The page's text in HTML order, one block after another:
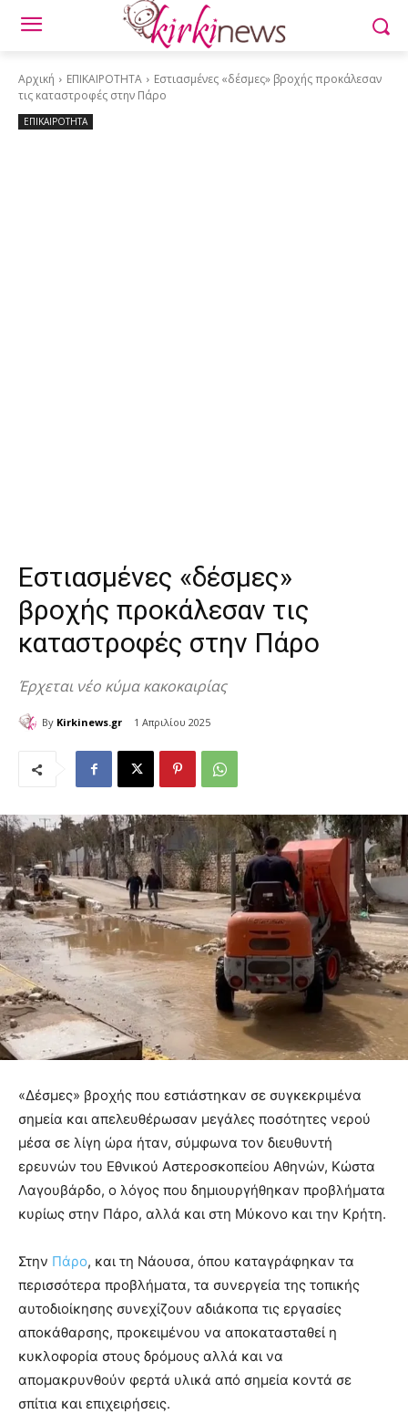
Αρχική ΕΠΙΚΑΙΡΟΤΗΤΑ
Εστιασμένες «δέσμες» βροχής προκάλεσαν
τις καταστροφές στην Πάρο
ΕΠΙΚΑΙΡΟΤΗΤΑ
Εστιασμένες «δέσμες»
βροχής προκάλεσαν τις
καταστροφές στην Πάρο
Έρχεται νέο κύμα κακοκαιρίας
By Kirkinews.gr 1 Απριλίου 2025
«Δέσμες» βροχής που εστιάστηκαν σε συγκεκριμένα
σημεία και απελευθέρωσαν μεγάλες ποσότητες νερού
μέσα σε λίγη ώρα ήταν, σύμφωνα τον διευθυντή
ερευνών του Εθνικού Αστεροσκοπείου Αθηνών, Κώστα
Λαγουβάρδο, ο λόγος που δημιουργήθηκαν προβλήματα
κυρίως στην Πάρο, αλλά και στη Μύκονο και την Κρήτη.
Στην Πάρο, και τη Νάουσα, όπου καταγράφηκαν τα
περισσότερα προβλήματα, τα συνεργεία της τοπικής
αυτοδιοίκησης συνεχίζουν αδιάκοπα τις εργασίες
αποκάθαρσης, προκειμένου να αποκατασταθεί η
κυκλοφορία στους δρόμους αλλά και να
απομακρυνθούν φερτά υλικά από σημεία κοντά σε
σπίτια και επιχειρήσεις.